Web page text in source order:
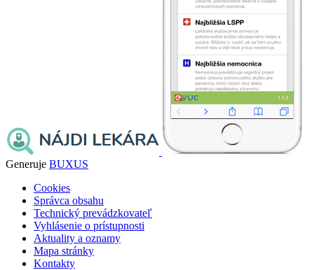
Generuje BUXUS
Cookies
Správca obsahu
Technický prevádzkovateľ
Vyhlásenie o prístupnosti
Aktuality a oznamy
Mapa stránky
Kontakty